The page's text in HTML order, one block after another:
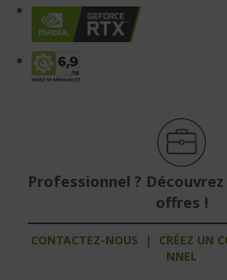
Professionnel ?
offres !
CONTACTEZ-NOUS |
CRÉEZ UN
NNEL